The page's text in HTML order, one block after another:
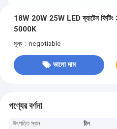
18W 20W 25W LED ব্যাটেন
5000K
মূল্য：negotiable
ভালো দাম
পণ্যের বর্ণনা
উৎপত্তি স্থল
চীন